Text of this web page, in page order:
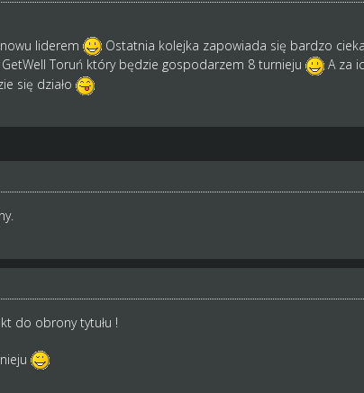
liderem
Ostatnia kolejka zapowiada się bardzo
Toruń który będzie gospodarzem 8 turnieju
A za
się działo
do obrony tytułu !